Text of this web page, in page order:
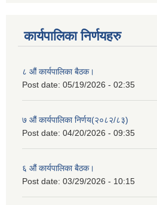
कार्यपालिका निर्णयहरु
८ औं कार्यपालिका बैठक।
Post date: 05/19/2026 - 02:35
७ औं कार्यपालिका निर्णय(२०८२/८३)
Post date: 04/20/2026 - 09:35
६ औं कार्यपालिका बैठक।
Post date: 03/29/2026 - 10:15